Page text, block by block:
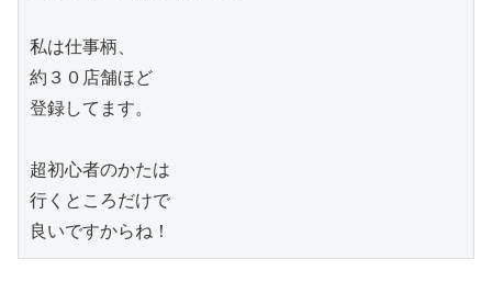
私は仕事柄、
約３０店舗ほど
登録してます。
超初心者のかたは
行くところだけで